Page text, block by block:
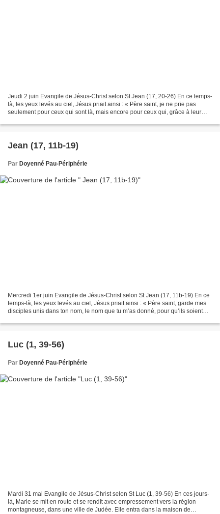
Jeudi 2 juin Evangile de Jésus-Christ selon St Jean (17, 20-26) En ce temps-
là, les yeux levés au ciel, Jésus priait ainsi : « Père saint, je ne prie pas
seulement pour ceux qui sont là, mais encore pour ceux qui, grâce à leur
Jean (17, 11b-19)
Par Doyenné Pau-Périphérie
Mercredi 1er juin Evangile de Jésus-Christ selon St Jean (17, 11b-19) En ce
temps-là, les yeux levés au ciel, Jésus priait ainsi : « Père saint, garde mes
disciples unis dans ton nom, le nom que tu m’as donné, pour qu’ils soient
Luc (1, 39-56)
Par Doyenné Pau-Périphérie
Mardi 31 mai Evangile de Jésus-Christ selon St Luc (1, 39-56) En ces jours-
là, Marie se mit en route et se rendit avec empressement vers la région
montagneuse, dans une ville de Judée. Elle entra dans la maison de